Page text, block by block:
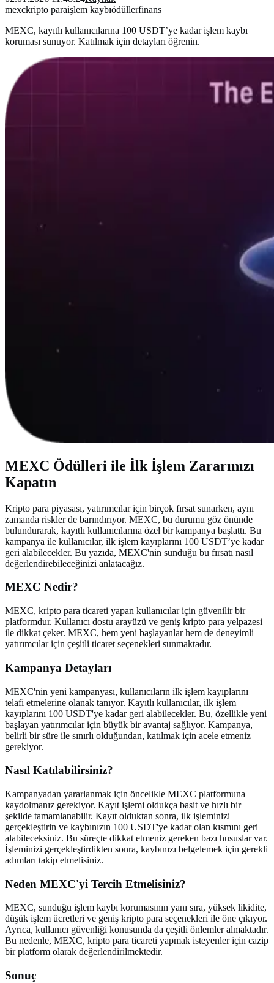
mexckripto paraişlem kaybıödüllerfinans
MEXC, kayıtlı kullanıcılarına 100 USDT’ye kadar işlem kaybı
koruması sunuyor. Katılmak için detayları öğrenin.
MEXC Ödülleri ile İlk İşlem Zararınızı
Kapatın
Kripto para piyasası, yatırımcılar için birçok fırsat sunarken, aynı
zamanda riskler de barındırıyor. MEXC, bu durumu göz önünde
bulundurarak, kayıtlı kullanıcılarına özel bir kampanya başlattı. Bu
kampanya ile kullanıcılar, ilk işlem kayıplarını 100 USDT’ye kadar
geri alabilecekler. Bu yazıda, MEXC'nin sunduğu bu fırsatı nasıl
değerlendirebileceğinizi anlatacağız.
MEXC Nedir?
MEXC, kripto para ticareti yapan kullanıcılar için güvenilir bir
platformdur. Kullanıcı dostu arayüzü ve geniş kripto para yelpazesi
ile dikkat çeker. MEXC, hem yeni başlayanlar hem de deneyimli
yatırımcılar için çeşitli ticaret seçenekleri sunmaktadır.
Kampanya Detayları
MEXC'nin yeni kampanyası, kullanıcıların ilk işlem kayıplarını
telafi etmelerine olanak tanıyor. Kayıtlı kullanıcılar, ilk işlem
kayıplarını 100 USDT'ye kadar geri alabilecekler. Bu, özellikle yeni
başlayan yatırımcılar için büyük bir avantaj sağlıyor. Kampanya,
belirli bir süre ile sınırlı olduğundan, katılmak için acele etmeniz
gerekiyor.
Nasıl Katılabilirsiniz?
Kampanyadan yararlanmak için öncelikle MEXC platformuna
kaydolmanız gerekiyor. Kayıt işlemi oldukça basit ve hızlı bir
şekilde tamamlanabilir. Kayıt olduktan sonra, ilk işleminizi
gerçekleştirin ve kaybınızın 100 USDT'ye kadar olan kısmını geri
alabileceksiniz. Bu süreçte dikkat etmeniz gereken bazı hususlar var.
İşleminizi gerçekleştirdikten sonra, kaybınızı belgelemek için gerekli
adımları takip etmelisiniz.
Neden MEXC'yi Tercih Etmelisiniz?
MEXC, sunduğu işlem kaybı korumasının yanı sıra, yüksek likidite,
düşük işlem ücretleri ve geniş kripto para seçenekleri ile öne çıkıyor.
Ayrıca, kullanıcı güvenliği konusunda da çeşitli önlemler almaktadır.
Bu nedenle, MEXC, kripto para ticareti yapmak isteyenler için cazip
bir platform olarak değerlendirilmektedir.
Sonuç